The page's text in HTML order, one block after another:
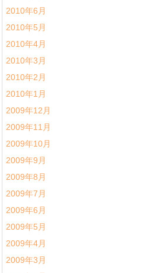
2010年6月
2010年5月
2010年4月
2010年3月
2010年2月
2010年1月
2009年12月
2009年11月
2009年10月
2009年9月
2009年8月
2009年7月
2009年6月
2009年5月
2009年4月
2009年3月